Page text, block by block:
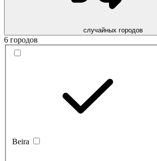
случайных городов
6 городов
Beira